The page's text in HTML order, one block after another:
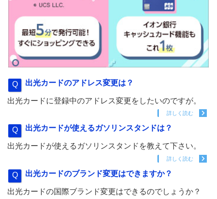
出光カードのアドレス変更は？
出光カードに登録中のアドレス変更をしたいのですが。
詳しく読む
出光カードが使えるガソリンスタンドは？
出光カードが使えるガソリンスタンドを教えて下さい。
詳しく読む
出光カードのブランド変更はできますか？
出光カードの国際ブランド変更はできるのでしょうか？